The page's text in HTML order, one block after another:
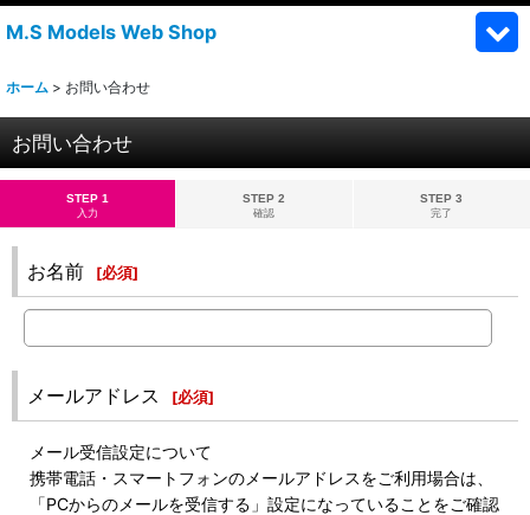
M.S Models Web Shop
ホーム > お問い合わせ
お問い合わせ
STEP 1
入力
STEP 2
確認
STEP 3
完了
お名前 [必須]
メールアドレス [必須]
メール受信設定について
携帯電話・スマートフォンのメールアドレスをご利用場合は、
「PCからのメールを受信する」設定になっていることをご確認